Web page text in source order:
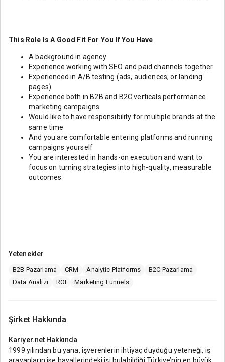
This Role Is A Good Fit For You If You Have
A background in agency
Experience working with SEO and paid channels together
Experienced in A/B testing (ads, audiences, or landing
pages)
Experience both in B2B and B2C verticals performance
marketing campaigns
Would like to have responsibility for multiple brands at the
same time
And you are comfortable entering platforms and running
campaigns yourself
You are interested in hands-on execution and want to
focus on turning strategies into high-quality, measurable
outcomes.
Yetenekler
B2B Pazarlama CRM Analytic Platforms
B2C Pazarlama
Data Analizi
ROI Marketing Funnels
Şirket Hakkında
Kariyer.net Hakkında
1999 yılından bu yana, işverenlerin ihtiyaç duyduğu yeteneği, iş
arayanların ise hayallerindeki işi bulabildiği Türkiye’nin en büyük